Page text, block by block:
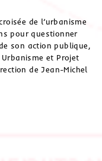
de l’urbanisme
pour questionner
son action publique,
et Projet
de Jean-Michel